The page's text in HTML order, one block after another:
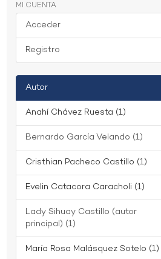
MI CUENTA
Acceder
Registro
Autor
Anahí Chávez Ruesta (1)
Bernardo García Velando (1)
Cristhian Pacheco Castillo (1)
Evelin Catacora Caracholi (1)
Lady Sihuay Castillo (autor
principal) (1)
María Rosa Malásquez Sotelo (1)